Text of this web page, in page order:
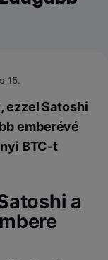
15.
ezzel Satoshi
emberévé
BTC-t
a